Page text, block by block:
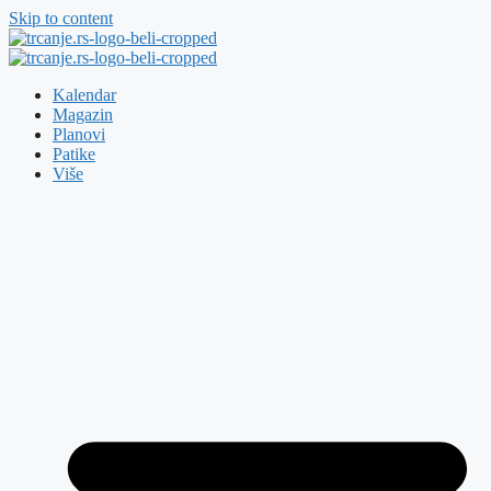
Skip to content
Kalendar
Magazin
Planovi
Patike
Više